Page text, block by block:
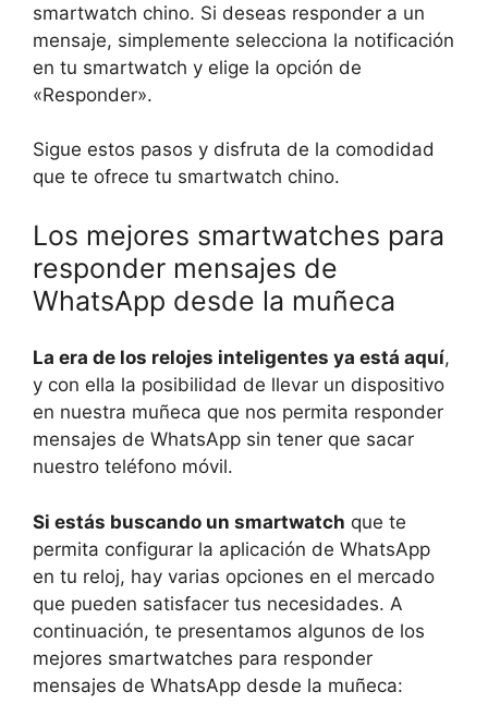
smartwatch chino. Si deseas responder a un
mensaje, simplemente selecciona la notificación
en tu smartwatch y elige la opción de
«Responder».
Sigue estos pasos y disfruta de la comodidad
que te ofrece tu smartwatch chino.
Los mejores smartwatches para
responder mensajes de
WhatsApp desde la muñeca
La era de los relojes inteligentes ya está aquí,
y con ella la posibilidad de llevar un dispositivo
en nuestra muñeca que nos permita responder
mensajes de WhatsApp sin tener que sacar
nuestro teléfono móvil.
Si estás buscando un smartwatch que te
permita configurar la aplicación de WhatsApp
en tu reloj, hay varias opciones en el mercado
que pueden satisfacer tus necesidades. A
continuación, te presentamos algunos de los
mejores smartwatches para responder
mensajes de WhatsApp desde la muñeca: